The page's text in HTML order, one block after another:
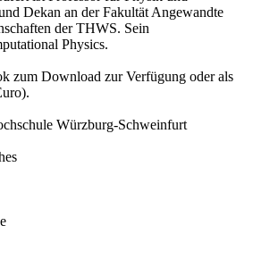
Dekan an der Fakultät Angewandte
der THWS. Sein
Physics.
zum Download zur Verfügung oder als
Würzburg-Schweinfurt